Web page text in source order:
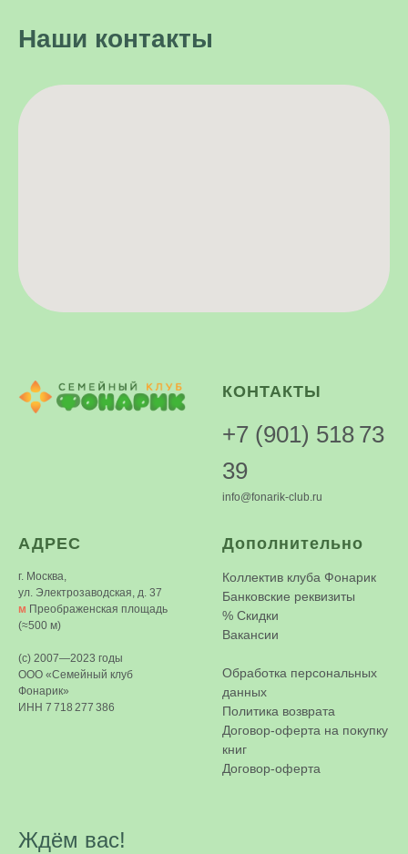
Наши контакты
КОНТАКТЫ
+7 (901) 518 73
39
info@fonarik-club.ru
АДРЕС
г. Москва,
ул. Электрозаводская, д. 37
м Преображенская площадь
(≈500 м)
(c) 2007—2023 годы
ООО «Семейный клуб
Фонарик»
ИНН 7 718 277 386
Дополнительно
Коллектив клуба Фонарик
Банковские реквизиты
% Скидки
Вакансии
Обработка персональных
данных
Политика возврата
Договор-оферта на покупку
книг
Договор-оферта
Ждём вас!